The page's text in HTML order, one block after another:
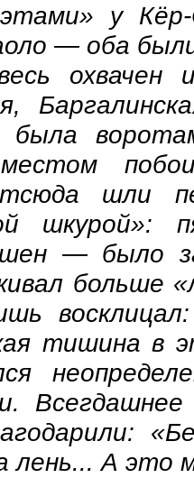
у
— оба
охвачен
шли
шкурой»:
— было
больше
тишина в
Всегдашнее
лень... А это